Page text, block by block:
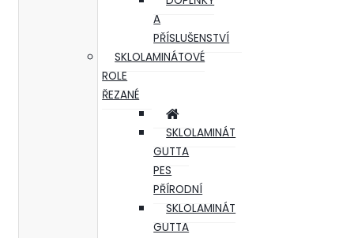
A
PŘÍSLUŠENSTVÍ
SKLOLAMINÁTOVÉ
ROLE
ŘEZANÉ
SKLOLAMINÁT
GUTTA
PES
PŘÍRODNÍ
SKLOLAMINÁT
GUTTA